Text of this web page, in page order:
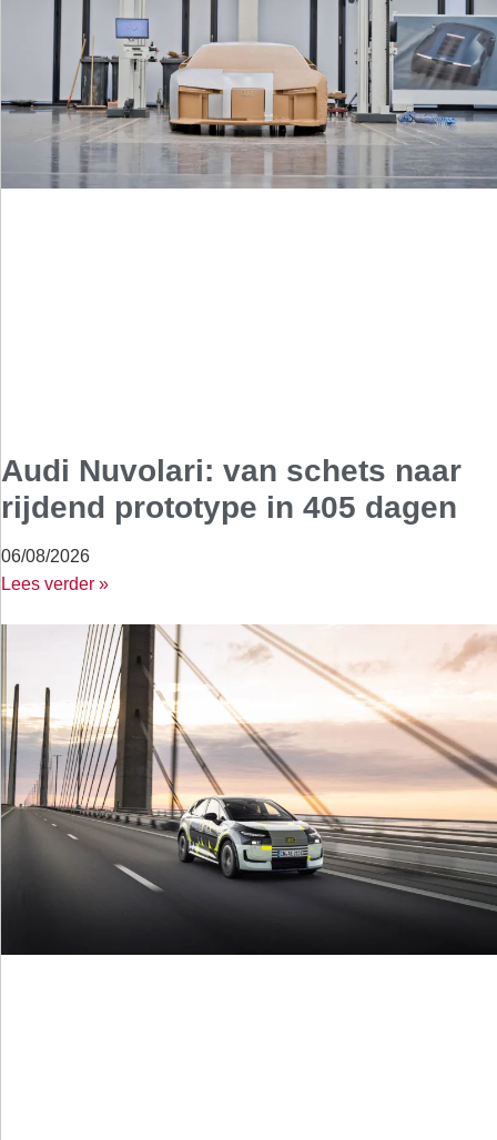
Audi Nuvolari: van schets naar
rijdend prototype in 405 dagen
06/08/2026
Lees verder »